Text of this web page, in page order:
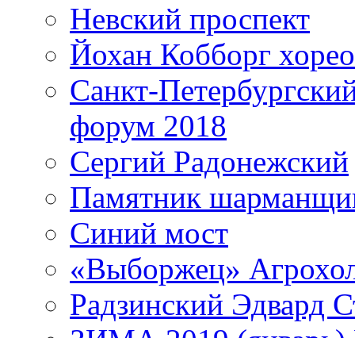
Невский проспект
Йохан Кобборг
Санкт-
форум 2018
Сергий Радонежский
Памятник
Синий мост
«Выборжец»
Радзинский Эдвард